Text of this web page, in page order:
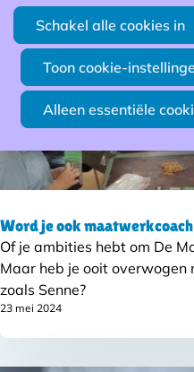
Word je ook
Of je ambities hebt om De
Maar heb je ooit
zoals Senne?
23 mei 2024
Schakel alle cookies in
Toon cookie-
Alleen essentiële